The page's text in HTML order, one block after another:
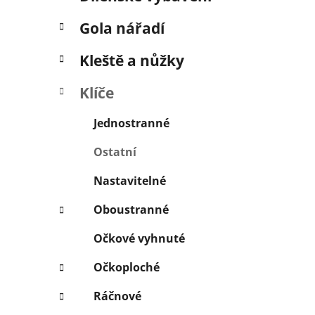
p
n
l
Gola nářadí
Kleště a nůžky
Klíče
Jednostranné
Ostatní
Nastavitelné
Oboustranné
Očkové vyhnuté
Očkoploché
Ráčnové